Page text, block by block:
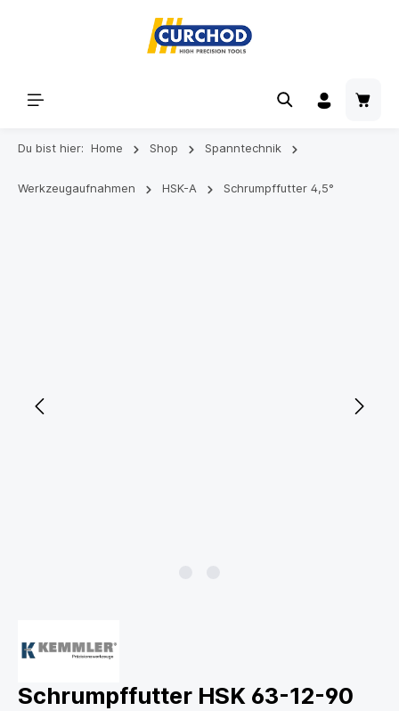
Du bist hier: Home Shop Spanntechnik
Werkzeugaufnahmen HSK-A Schrumpffutter 4,5°
Schrumpffutter HSK 63-12-90